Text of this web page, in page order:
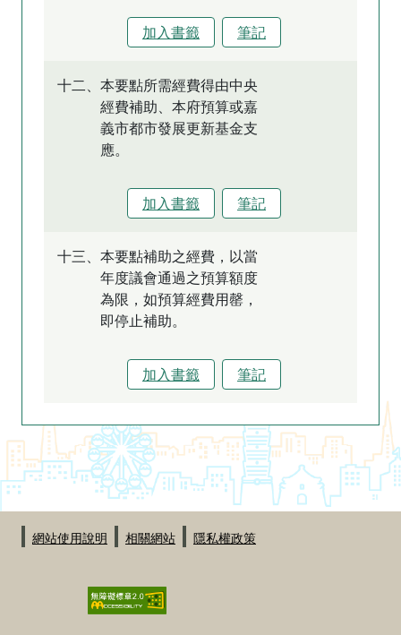
加入書籤 筆記
十二、本要點所需經費得由中央
經費補助、本府預算或嘉
義市都市發展更新基金支
應。
加入書籤 筆記
十三、本要點補助之經費，以當
年度議會通過之預算額度
為限，如預算經費用罄，
即停止補助。
加入書籤 筆記
網站使用說明 相關網站 隱私權政策